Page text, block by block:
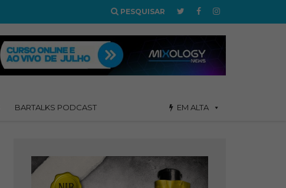
PESQUISAR
BARTALKS PODCAST EM ALTA